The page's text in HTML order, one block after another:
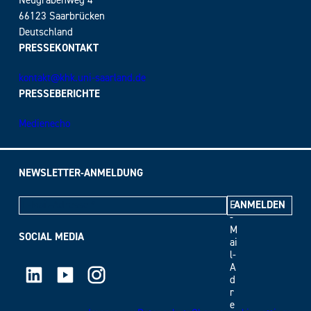
66123 Saarbrücken
Deutschland
PRESSEKONTAKT
kontakt@khk.uni-saarland.de
PRESSEBERICHTE
Medienecho
NEWSLETTER-ANMELDUNG
E
-
M
ai
l-
A
d
r
e
SOCIAL MEDIA
LinkedIn Youtube Instagram